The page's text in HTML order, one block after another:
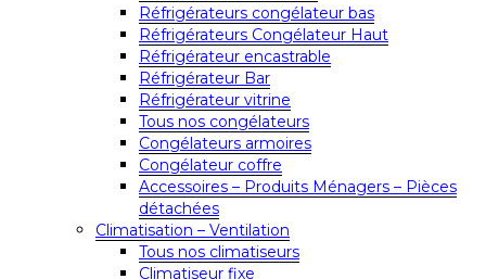
Réfrigérateurs congélateur bas
Réfrigérateurs Congélateur Haut
Réfrigérateur encastrable
Réfrigérateur Bar
Réfrigérateur vitrine
Tous nos congélateurs
Congélateurs armoires
Congélateur coffre
Accessoires – Produits Ménagers – Pièces
détachées
Climatisation – Ventilation
Tous nos climatiseurs
Climatiseur fixe